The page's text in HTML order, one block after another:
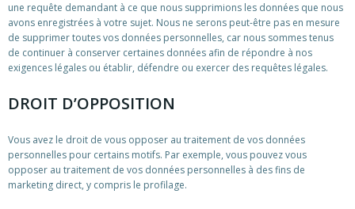
une requête demandant à ce que nous supprimions les données que nous
avons enregistrées à votre sujet. Nous ne serons peut-être pas en mesure
de supprimer toutes vos données personnelles, car nous sommes tenus
de continuer à conserver certaines données afin de répondre à nos
exigences légales ou établir, défendre ou exercer des requêtes légales.
DROIT D’OPPOSITION
Vous avez le droit de vous opposer au traitement de vos données
personnelles pour certains motifs. Par exemple, vous pouvez vous
opposer au traitement de vos données personnelles à des fins de
marketing direct, y compris le profilage.